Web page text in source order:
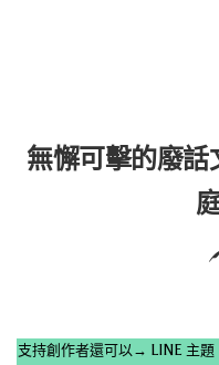
無懈可擊的廢
支持創作者還可以→ LINE 主題